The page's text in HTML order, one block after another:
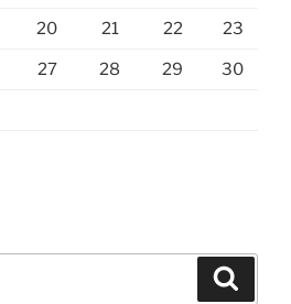
20 21 22 23
27 28 29 30